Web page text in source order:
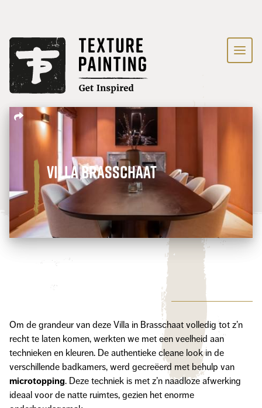
Villa Brasschaat
Om de grandeur van deze Villa in Brasschaat volledig tot z’n
recht te laten komen, werkten we met een veelheid aan
technieken en kleuren. De authentieke cleane look in de
verschillende badkamers, werd gecreëerd met behulp van
microtopping. Deze techniek is met z’n naadloze afwerking
ideaal voor de natte ruimtes, gezien het enorme